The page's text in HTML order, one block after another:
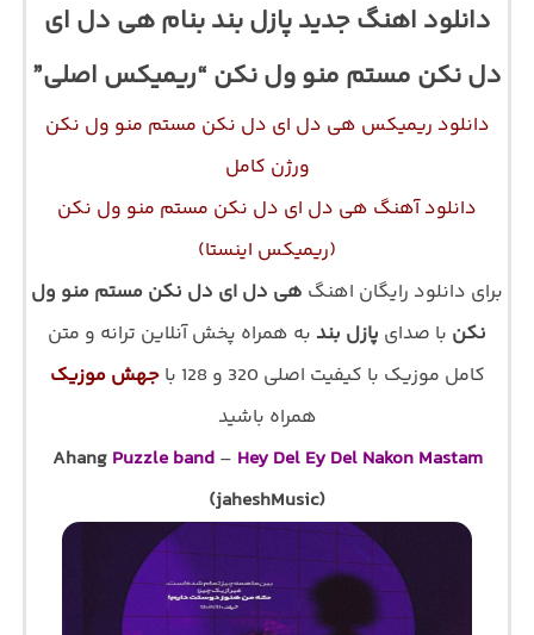
دانلود اهنگ جدید پازل بند بنام هی دل ای
دل نکن مستم منو ول نکن “ریمیکس اصلی”
دانلود ریمیکس هی دل ای دل نکن مستم منو ول نکن
ورژن کامل
دانلود آهنگ هی دل ای دل نکن مستم منو ول نکن
(ریمیکس اینستا)
برای دانلود رایگان اهنگ هی دل ای دل نکن مستم منو ول
نکن با صدای پازل بند به همراه پخش آنلاین ترانه و متن
کامل موزیک با کیفیت اصلی 320 و 128 با
جهش موزیک
همراه باشید
Ahang Puzzle band– Hey Del Ey Del Nakon Mastam
(jaheshMusic)